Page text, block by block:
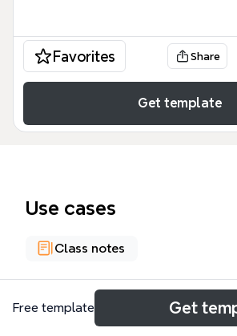
Favorites Share
Get template
Use cases
Class notes
About
Free template Get